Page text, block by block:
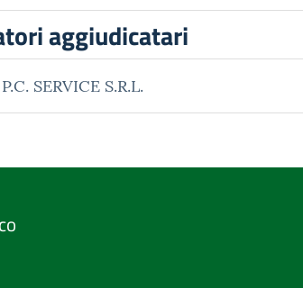
aggiudicatari
P.C. SERVICE S.R.L.